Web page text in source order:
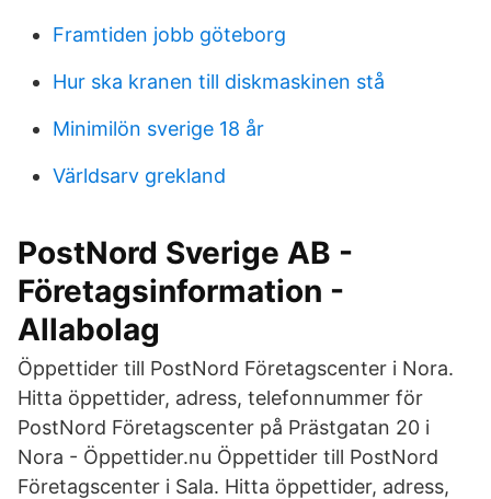
Framtiden jobb göteborg
Hur ska kranen till diskmaskinen stå
Minimilön sverige 18 år
Världsarv grekland
PostNord Sverige AB -
Företagsinformation -
Allabolag
Öppettider till PostNord Företagscenter i Nora.
Hitta öppettider, adress, telefonnummer för
PostNord Företagscenter på Prästgatan 20 i
Nora - Öppettider.nu Öppettider till PostNord
Företagscenter i Sala. Hitta öppettider, adress,